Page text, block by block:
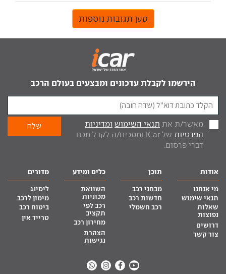
טען תגובות נוספות
הירשמו לקבלת עדכונים ומבצעים בעולם הרכב
מאשר/ת את תנאי השימוש ומדיניות
הפרטיות
של iCar ומסכים/ה לקבל מכם
דברי פרסום.
אודות
מי אנחנו
תנאי שימוש
שאלות
נפוצות
דרושים
צור קשר
תוכן
מבחני רכב
חדשות רכב
רכב חשמלי
כלים ומידע
השוואת
מכוניות
רכב לפי
תקציב
מחירון רכב
הצהרת
נגישות
מדורים
ליסינג
מימון לרכב
ביטוח רכב
טרייד אין